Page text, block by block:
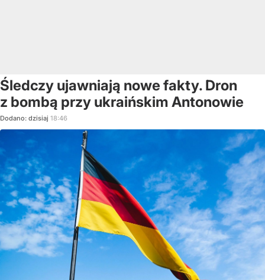
Śledczy ujawniają nowe fakty. Dron
z bombą przy ukraińskim Antonowie
Dodano: dzisiaj 18:46